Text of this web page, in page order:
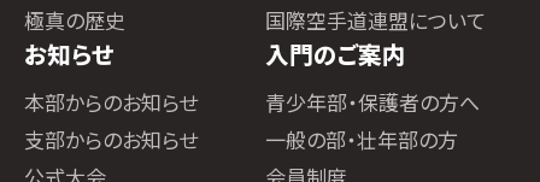
極真の歴史
国際空手道連盟について
お知らせ
本部からのお知らせ
支部からのお知らせ
入門のご案内
青少年部・保護者の方へ
一般の部・壮年部の方